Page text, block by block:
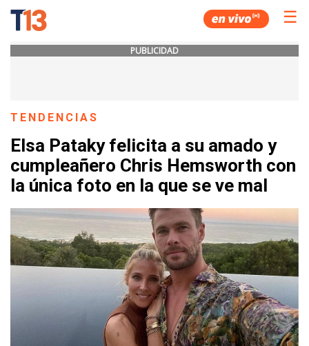
☰
PUBLICIDAD
TENDENCIAS
Elsa Pataky felicita a su amado y
cumpleañero Chris Hemsworth con
la única foto en la que se ve mal